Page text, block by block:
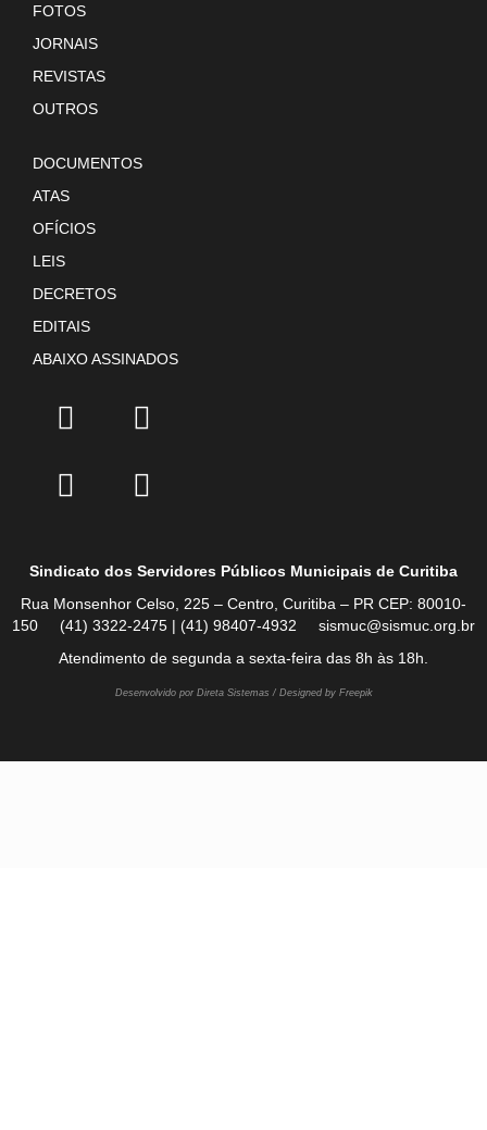
FOTOS
JORNAIS
REVISTAS
OUTROS
DOCUMENTOS
ATAS
OFÍCIOS
LEIS
DECRETOS
EDITAIS
ABAIXO ASSINADOS
Sindicato dos Servidores Públicos Municipais de Curitiba
Rua Monsenhor Celso, 225 – Centro, Curitiba – PR CEP: 80010-
150 (41) 3322-2475 | (41) 98407-4932 sismuc@sismuc.org.br
Atendimento de segunda a sexta-feira das 8h às 18h.
Desenvolvido por Direta Sistemas / Designed by Freepik